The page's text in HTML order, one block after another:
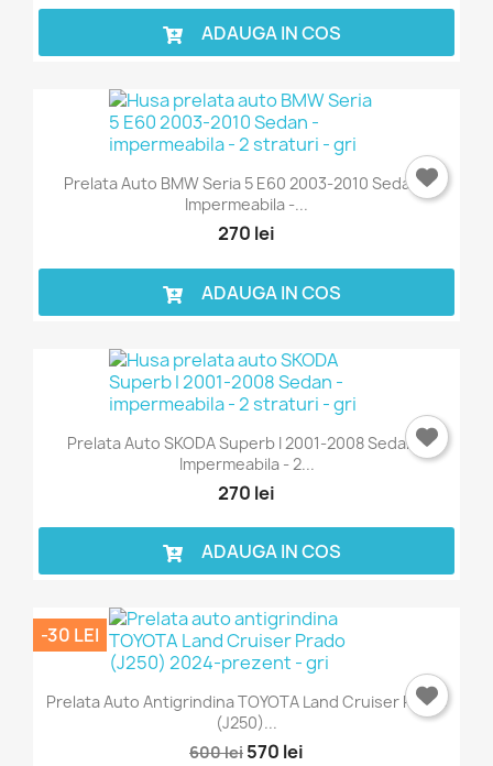
ADAUGA IN COS
Prelata Auto BMW Seria 5 E60 2003-2010 Sedan -
Impermeabila -...
270 lei
ADAUGA IN COS
Prelata Auto SKODA Superb I 2001-2008 Sedan -
Impermeabila - 2...
270 lei
ADAUGA IN COS
Prelata Auto Antigrindina TOYOTA Land Cruiser Prado
(J250)...
600 lei 570 lei
-30 LEI
Trebuie sa fi logat in contul de client pentru a salva
produse in Lista de Favorite.
Anuleaza Intra in cont